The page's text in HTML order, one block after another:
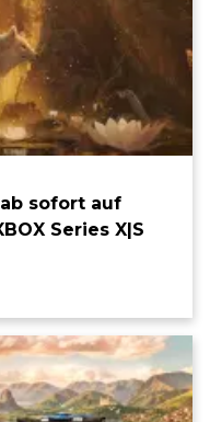
sofort auf
Series X|S